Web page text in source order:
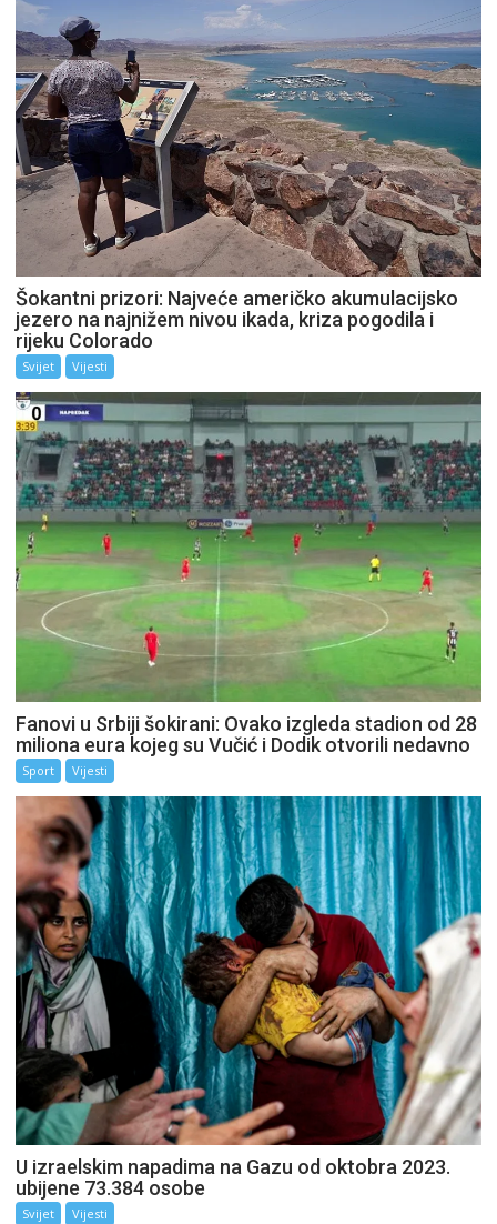
Šokantni prizori: Najveće američko akumulacijsko
jezero na najnižem nivou ikada, kriza pogodila i
rijeku Colorado
Svijet Vijesti
Fanovi u Srbiji šokirani: Ovako izgleda stadion od 28
miliona eura kojeg su Vučić i Dodik otvorili nedavno
Sport Vijesti
U izraelskim napadima na Gazu od oktobra 2023.
ubijene 73.384 osobe
Svijet Vijesti